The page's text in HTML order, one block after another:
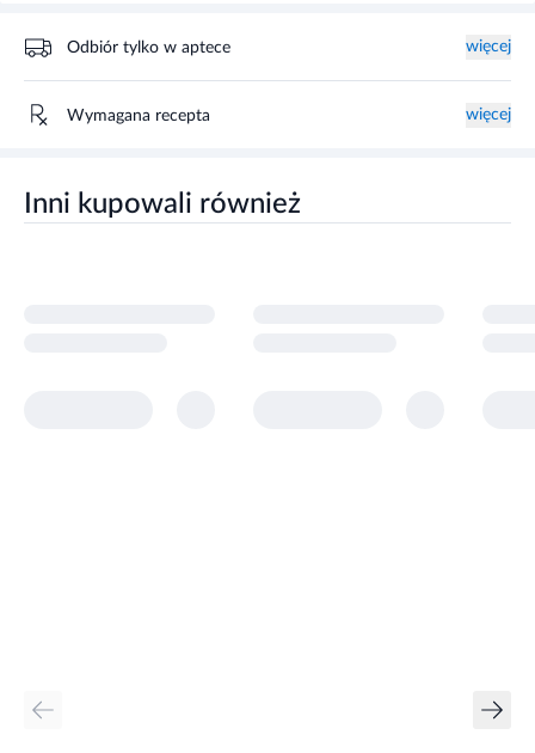
Odbiór tylko w aptece więcej
Wymagana recepta więcej
Inni kupowali również